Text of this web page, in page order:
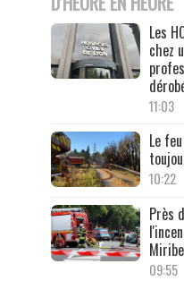
Les
chez
11:03
Le
10:22
Près
09:55